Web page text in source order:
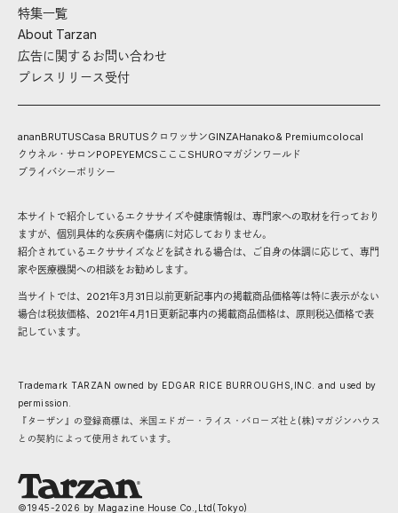
特集一覧
About Tarzan
広告に関するお問い合わせ
プレスリリース受付
ananBRUTUSCasa BRUTUS クロワッサンGINZAHanako& Premiumcolocal
クウネル・サロンPOPEYEMCS こここ SHUROマガジンワールド
プライバシーポリシー
本サイトで紹介しているエクササイズや健康情報は、専門家への取材を行っており
ますが、個別具体的な疾病や傷病に対応しておりません。
紹介されているエクササイズなどを試される場合は、ご自身の体調に応じて、専門
家や医療機関への相談をお勧めします。
当サイトでは、2021年3月31日以前更新記事内の掲載商品価格等は特に表示がない
場合は税抜価格、2021年4月1日更新記事内の掲載商品価格は、原則税込価格で表
記しています。
Trademark TARZAN owned by EDGAR RICE BURROUGHS,INC. and used by
permission.
『ターザン』の登録商標は、米国エドガー・ライス・バローズ社と(株)マガジンハウス
との契約によって使用されています。
©1945-2026 by Magazine House Co.,Ltd(Tokyo)